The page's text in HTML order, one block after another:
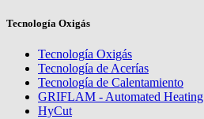
Tecnología Oxigás
Tecnología Oxigás
Tecnología de Acerías
Tecnología de Calentamiento
GRIFLAM - Automated Heating
HyCut